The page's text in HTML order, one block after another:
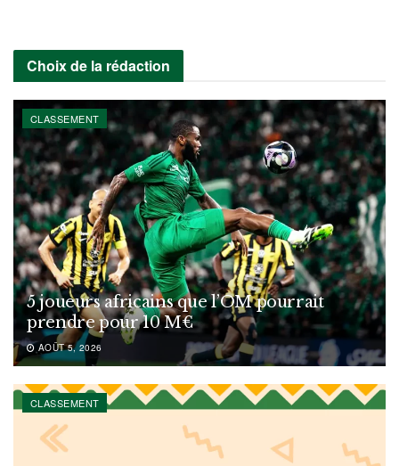
Choix de la rédaction
CLASSEMENT
5 joueurs africains que l’OM pourrait
prendre pour 10 M€
AOÛT 5, 2026
CLASSEMENT